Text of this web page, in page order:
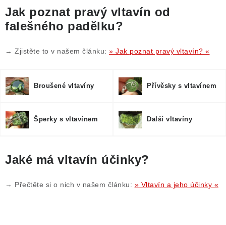
v
ý
p
Jak poznat pravý vltavín od
falešného padělku?
→ Zjistěte to v našem článku: » Jak poznat pravý vltavín? «
Broušené vltavíny Přívěsky s vltavínem
Šperky s vltavínem Další vltavíny
Jaké má vltavín účinky?
→ Přečtěte si o nich v našem článku: » Vltavín a jeho účinky «